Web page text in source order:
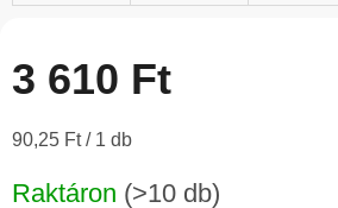
3 610 Ft
Egységár:
90,25 Ft / 1 db
Raktáron (>10 db)